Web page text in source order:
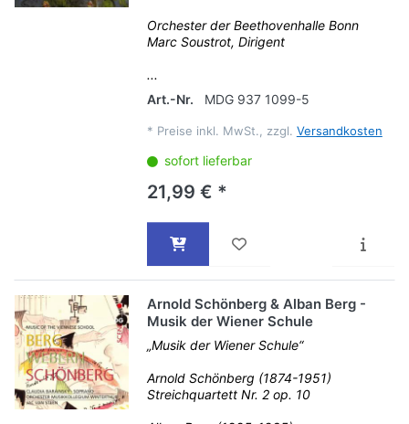
Orchester der Beethovenhalle Bonn
Marc Soustrot, Dirigent
...
Art.-Nr.
MDG 937 1099-5
* Preise inkl. MwSt., zzgl. Versandkosten
sofort lieferbar
21,99 € *
Arnold Schönberg & Alban Berg -
Musik der Wiener Schule
„Musik der Wiener Schule“
Arnold Schönberg (1874-1951)
Streichquartett Nr. 2 op. 10